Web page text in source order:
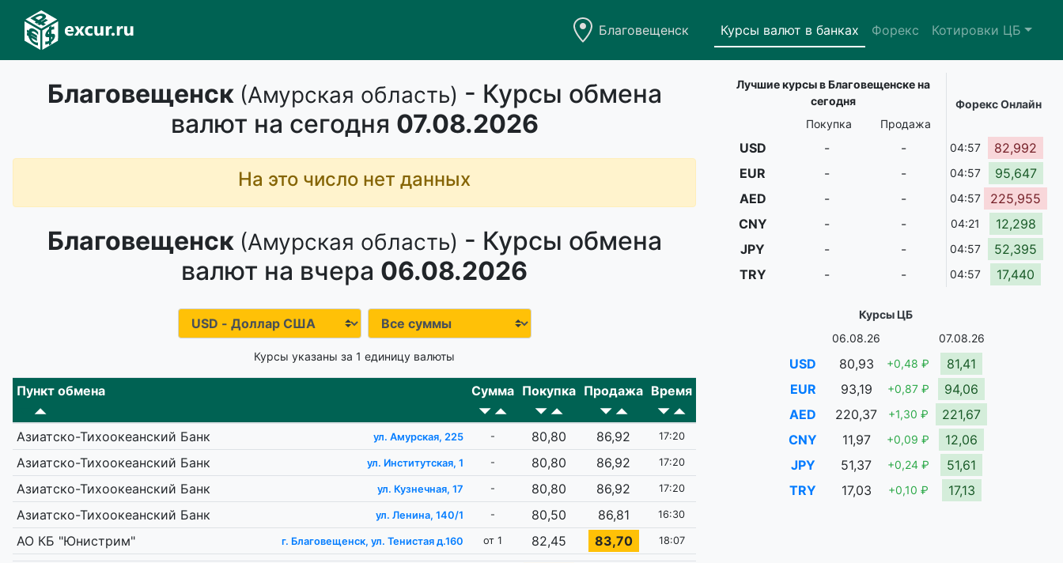
Благовещенск Курсы валют в банках Форекс Котировки ЦБ
Благовещенск (Амурская область) - Курсы обмена
валют на сегодня 07.08.2026
На это число нет данных
Благовещенск (Амурская область) - Курсы обмена
валют на вчера 06.08.2026
Курсы указаны за 1 единицу валюты
Пункт обмена Сумма Покупка Продажа Время
Азиатско-Тихоокеанский Банк ул. Амурская, 225 - 80,80 86,92 17:20
Азиатско-Тихоокеанский Банк ул. Институтская, 1 - 80,80 86,92 17:20
Азиатско-Тихоокеанский Банк ул. Кузнечная, 17 - 80,80 86,92 17:20
Азиатско-Тихоокеанский Банк ул. Ленина, 140/1 - 80,50 86,81 16:30
АО КБ "Юнистрим" г. Благовещенск, ул. Тенистая д.160 от 1 82,45 83,70 18:07
Лучшие курсы в Благовещенске на
сегодня
Форекс Онлайн
Покупка
Продажа
USD - - 04:57
82,992
EUR
- - 04:57
95,647
AED
- - 04:57
225,955
CNY
- - 04:21
12,298
JPY
- - 04:57
52,395
TRY
- - 04:57 17,440
Курсы ЦБ
06.08.26
07.08.26
USD 80,93 +0,48 ₽
81,41
EUR
93,19 +0,87 ₽
94,06
AED
220,37 +1,30 ₽
221,67
CNY
11,97 +0,09 ₽
12,06
JPY
51,37 +0,24 ₽
51,61
TRY
17,03 +0,10 ₽ 17,13